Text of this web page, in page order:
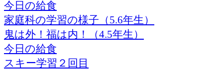
今日の給食
家庭科の学習の様子（5.6年生）
鬼は外！福は内！（4.5年生）
今日の給食
スキー学習２回目